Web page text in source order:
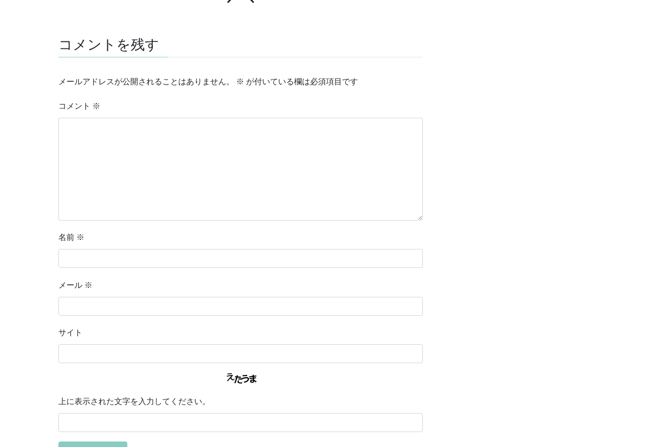
コメントを残す
メールアドレスが公開されることはありません。 ※ が付いている欄は必須項目です
コメント ※
名前 ※
メール ※
サイト
上に表示された文字を入力してください。